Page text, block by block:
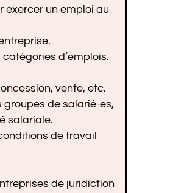
exercer un emploi au
d’emplois.
vente, etc.
groupes de salarié-es,
salariale.
de travail
de juridiction